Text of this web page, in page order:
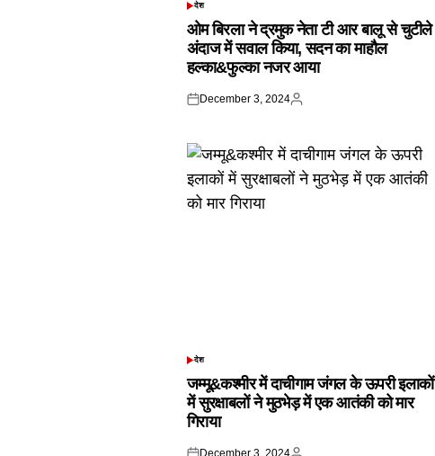
POSTED
देश
ओम बिरला ने द्रमुक नेता टी आर बालू से चुटीले
अंदाज में सवाल किया, सदन का माहौल
हल्का&फुल्का नजर आया
Posted
December 3, 2024
Posted
POSTED
देश
जम्मू&कश्मीर में दाचीगाम जंगल के ऊपरी इलाकों
में सुरक्षाबलों ने मुठभेड़ में एक आतंकी को मार
गिराया